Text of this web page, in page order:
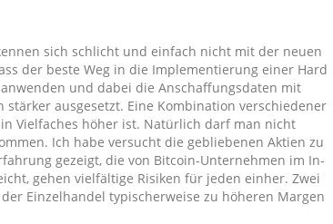
sich schlicht und einfach nicht mit der neuen
der beste Weg in die Implementierung einer Hard
und dabei die Anschaffungsdaten mit
ausgesetzt. Eine Kombination verschiedener
Vielfaches höher ist. Natürlich darf man nicht
Ich habe versucht die gebliebenen Aktien zu
gezeigt, die von Bitcoin-Unternehmen im In-
gehen vielfältige Risiken für jeden einher. Zwei
Einzelhandel typischerweise zu höheren Margen